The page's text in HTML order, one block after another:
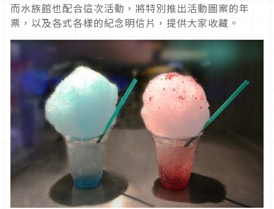
而水族館也配合這次活動，將特別推出活動圖案的年
票，以及各式各樣的紀念明信片，提供大家收藏。